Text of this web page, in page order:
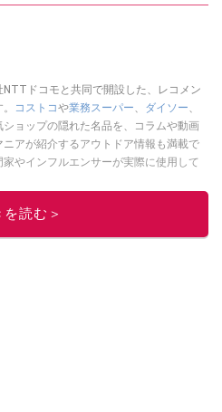
ドコモと共同で開設した、レコメン
コストコや業務スーパー ダイソー
ショップの隠れた名品を、コラムや動画
アが紹介するアウトドア情報も満載で
やインフルエンサーが実際に使用して
読む＞